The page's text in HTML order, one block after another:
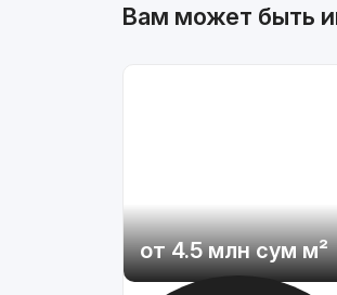
Вам может быть
от4.5 млн сумм²